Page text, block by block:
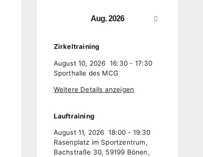
Aug. 2026
Zirkeltraining
August 10, 2026 16:30- 17:30
Sporthalle des MCG
Weitere Details anzeigen
Lauftraining
August 11, 2026 18:00- 19:30
Rasenplatz im Sportzentrum,
Bachstraße 30, 59199 Bönen,